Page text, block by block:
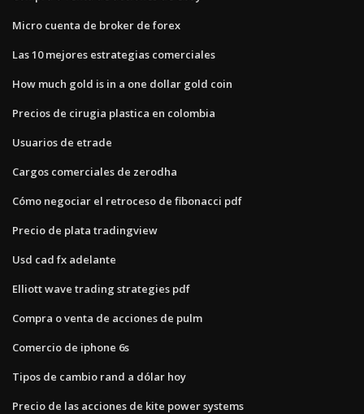
Micro cuenta de broker de forex
Las 10 mejores estrategias comerciales
How much gold is in a one dollar gold coin
Precios de cirugia plastica en colombia
Usuarios de etrade
Cargos comerciales de zerodha
Cómo negociar el retroceso de fibonacci pdf
Precio de plata tradingview
Usd cad fx adelante
Elliott wave trading strategies pdf
Compra o venta de acciones de pulm
Comercio de iphone 6s
Tipos de cambio rand a dólar hoy
Precio de las acciones de kite power systems